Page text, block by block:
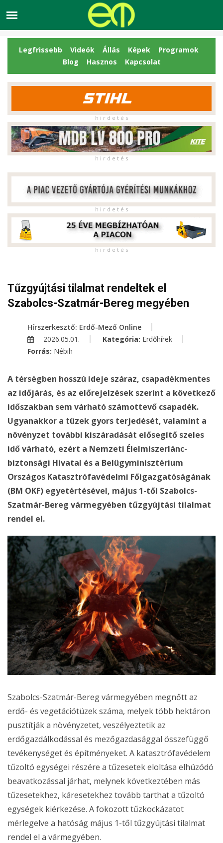
Legfrissebb Videók Állás Képek
Programok
Blog
Hasznos Kapcsolat
h i r d e t é s
h i r d e t é s
h i r d e t é s
h i r d e t é s
Tűzgyújtási tilalmat rendeltek el
Szabolcs-Szatmár-Bereg megyében
Hírszerkesztő: Erdő-Mező Online
2026.05.01.
Kategória: Erdőhírek
Forrás: Nébih
A térségben hosszú ideje száraz, csapadékmentes
az időjárás, és az előrejelzések szerint a következő
időszakban sem várható számottevő csapadék.
Ugyanakkor a tüzek gyors terjedését, valamint a
növényzet további kiszáradását elősegítő szeles
idő várható, ezért a Nemzeti Élelmiszerlánc-
biztonsági Hivatal és a Belügyminisztérium
Országos Katasztrófavédelmi Főigazgatóságának
(BM OKF) egyetértésével, május 1-től Szabolcs-
Szatmár-Bereg vármegyében tűzgyújtási tilalmat
rendel el.
Szabolcs-Szatmár-Bereg vármegyében megnőtt az
erdő- és vegetációtüzek száma, melyek több hektáron
pusztítják a növényzetet, veszélyeztetik az
erdőgazdálkodással és mezőgazdasággal összefüggő
tevékenységet és építményeket. A katasztrófavédelem
tűzoltó egységei részére a tűzesetek eloltása elhúzódó
beavatkozással járhat, melynek következtében más
tűzesetekhez, káresetekhez tovább tarthat a tűzoltó
egységek kiérkezése. A fokozott tűzkockázatot
mérlegelve a hatóság május 1-től tűzgyújtási tilalmat
rendel el a vármegyében.